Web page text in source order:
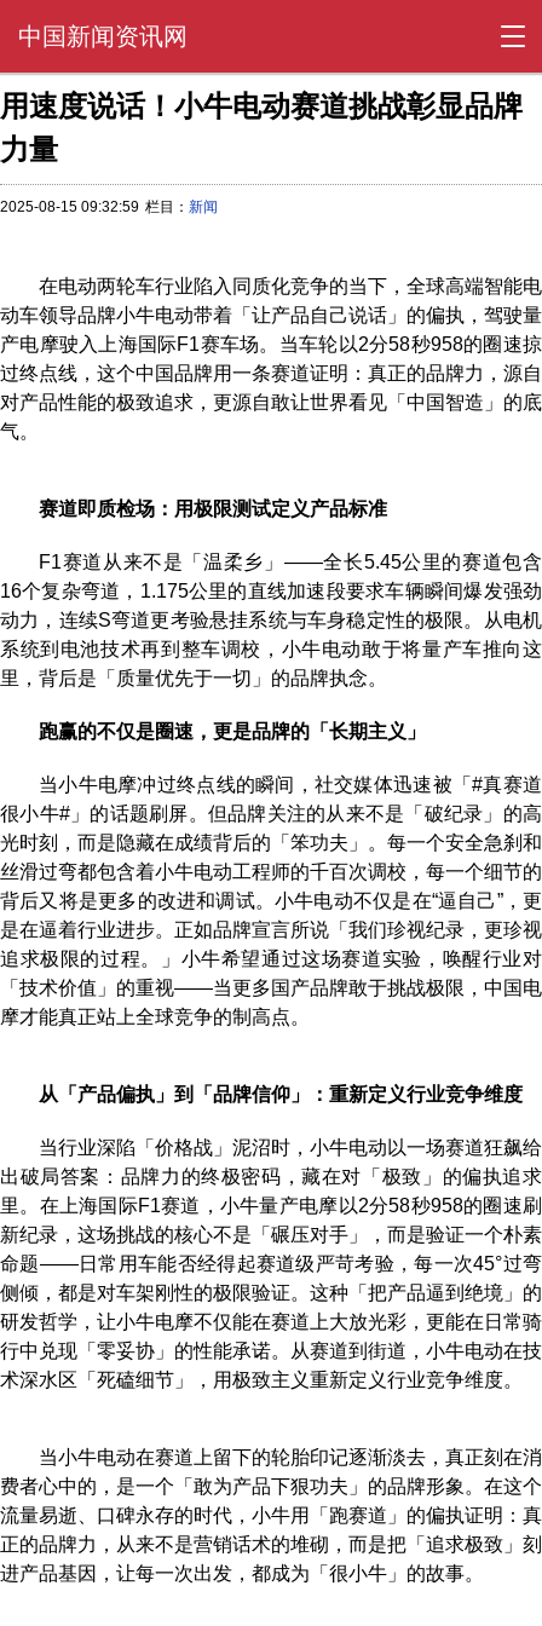
中国新闻资讯网
用速度说话！小牛电动赛道挑战彰显品牌
力量
2025-08-15 09:32:59 栏目： 新闻
在电动两轮车行业陷入同质化竞争的当下，全球高端智能电
动车领导品牌小牛电动带着「让产品自己说话」的偏执，驾驶量
产电摩驶入上海国际F1赛车场。当车轮以2分58秒958的圈速掠
过终点线，这个中国品牌用一条赛道证明：真正的品牌力，源自
对产品性能的极致追求，更源自敢让世界看见「中国智造」的底
气。
赛道即质检场：用极限测试定义产品标准
F1赛道从来不是「温柔乡」——全长5.45公里的赛道包含
16个复杂弯道，1.175公里的直线加速段要求车辆瞬间爆发强劲
动力，连续S弯道更考验悬挂系统与车身稳定性的极限。从电机
系统到电池技术再到整车调校，小牛电动敢于将量产车推向这
里，背后是「质量优先于一切」的品牌执念。
跑赢的不仅是圈速，更是品牌的「长期主义」
当小牛电摩冲过终点线的瞬间，社交媒体迅速被「#真赛道
很小牛#」的话题刷屏。但品牌关注的从来不是「破纪录」的高
光时刻，而是隐藏在成绩背后的「笨功夫」。每一个安全急刹和
丝滑过弯都包含着小牛电动工程师的千百次调校，每一个细节的
背后又将是更多的改进和调试。小牛电动不仅是在“逼自己”，更
是在逼着行业进步。正如品牌宣言所说「我们珍视纪录，更珍视
追求极限的过程。」小牛希望通过这场赛道实验，唤醒行业对
「技术价值」的重视——当更多国产品牌敢于挑战极限，中国电
摩才能真正站上全球竞争的制高点。
从「产品偏执」到「品牌信仰」：重新定义行业竞争维度
当行业深陷「价格战」泥沼时，小牛电动以一场赛道狂飙给
出破局答案：品牌力的终极密码，藏在对「极致」的偏执追求
里。在上海国际F1赛道，小牛量产电摩以2分58秒958的圈速刷
新纪录，这场挑战的核心不是「碾压对手」，而是验证一个朴素
命题——日常用车能否经得起赛道级严苛考验，每一次45°过弯
侧倾，都是对车架刚性的极限验证。这种「把产品逼到绝境」的
研发哲学，让小牛电摩不仅能在赛道上大放光彩，更能在日常骑
行中兑现「零妥协」的性能承诺。从赛道到街道，小牛电动在技
术深水区「死磕细节」，用极致主义重新定义行业竞争维度。
当小牛电动在赛道上留下的轮胎印记逐渐淡去，真正刻在消
费者心中的，是一个「敢为产品下狠功夫」的品牌形象。在这个
流量易逝、口碑永存的时代，小牛用「跑赛道」的偏执证明：真
正的品牌力，从来不是营销话术的堆砌，而是把「追求极致」刻
进产品基因，让每一次出发，都成为「很小牛」的故事。